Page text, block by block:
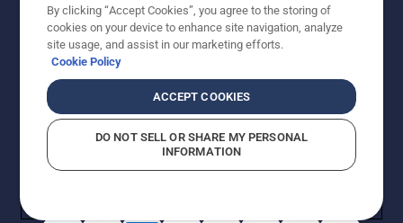
Husqvarna Schweiz AG per i rivenditori specializzati
aderenti all’iniziativa, prezzi in CHF comprensivi di IVA
all’ 8,1% e TRA. Con riserva di modifica. Tutti i prezzi
indicati sono prezzi al dettaglio consigliati (IVA inclusa),
a meno che il prodotto non sia disponibile per l'acquisto
Informativa sulla privacyRiferimentiCGVF Negozio online
Segnalazione di presunte violazioni
By clicking “Accept Cookies”, you agree to the storing of
cookies on your device to enhance site navigation, analyze
site usage, and assist in our marketing efforts.
Cookie Policy
ACCEPT COOKIES
DO NOT SELL OR SHARE MY PERSONAL
INFORMATION